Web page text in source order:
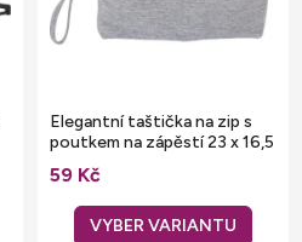
Elegantní taštička na zip s
poutkem na zápěstí 23 x 16,5
x 2,5 cm
59 Kč